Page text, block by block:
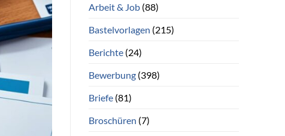
Arbeit & Job(88)
Bastelvorlagen (215)
Berichte(24)
Bewerbung(398)
Briefe(81)
Broschüren (7)